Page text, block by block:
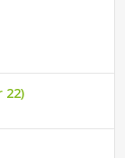
22)